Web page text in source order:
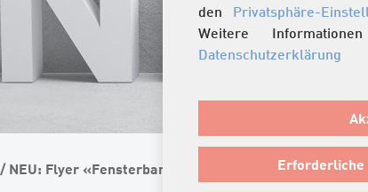
den Privatsphäre-
Weitere
Datenschutzerklärung
Erforderliche
/ NEU: Flyer «Fensterbank Ecolino aus Glasfaserbeton»